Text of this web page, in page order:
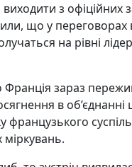
з офіційних
що у переговорах
на рівні
зараз
в
французького